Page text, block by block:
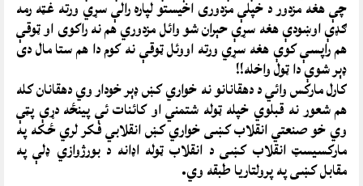
چې هغه مزدور د خپلې مزدوری اخيستو لپاره رالې سړي ورته غټه رمه
ګډې اوښودې هغه سړې حېران شو وائل مزدوري هم نه راکوی او ټوقې
هم راپسې کوې هغه سړي ورته اووئل ټوقې نه کوم دا هم ستا مال دی
ډېر شوې دا ټول واخله!!
کارل مارکس وائي د دهقانانو نه خواري کښ ډېر خودار وي دهقانان کله
هم شعور نه قبلوي خپله ټوله شتمني او کائنات ئې پينځه دړې پټې
وي خو صنعتي انقلاب کښی خواري کښ انقلابي فکر لري ځکه په
مارکسيسټ انقلاب کښی د انقلاب ټوله اډانه د بورژوازي ډلې په
مقابل کښی په پرولتاريا طبقه وي.